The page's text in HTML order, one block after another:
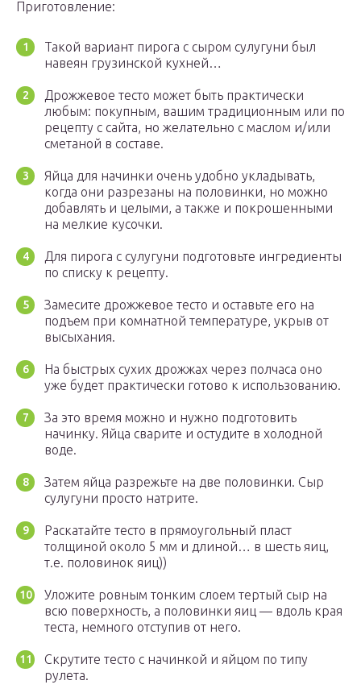
Приготовление:
Такой вариант пирога с сыром сулугуни был
навеян грузинской кухней…
Дрожжевое тесто может быть практически
любым: покупным, вашим традиционным или по
рецепту с сайта, но желательно с маслом и/или
сметаной в составе.
Яйца для начинки очень удобно укладывать,
когда они разрезаны на половинки, но можно
добавлять и целыми, а также и покрошенными
на мелкие кусочки.
Для пирога с сулугуни подготовьте ингредиенты
по списку к рецепту.
Замесите дрожжевое тесто и оставьте его на
подъем при комнатной температуре, укрыв от
высыхания.
На быстрых сухих дрожжах через полчаса оно
уже будет практически готово к использованию.
За это время можно и нужно подготовить
начинку. Яйца сварите и остудите в холодной
воде.
Затем яйца разрежьте на две половинки. Сыр
сулугуни просто натрите.
Раскатайте тесто в прямоугольный пласт
толщиной около 5 мм и длиной… в шесть яиц,
т.е. половинок яиц))
Уложите ровным тонким слоем тертый сыр на
всю поверхность, а половинки яиц — вдоль края
теста, немного отступив от него.
Скрутите тесто с начинкой и яйцом по типу
рулета.